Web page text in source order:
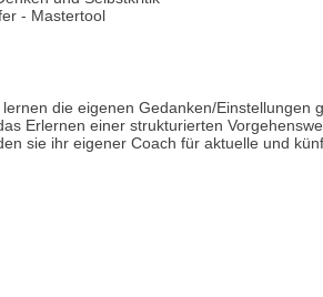
- Mastertool
die eigenen Gedanken/Einstellungen
Erlernen einer strukturierten
sie ihr eigener Coach für aktuelle und